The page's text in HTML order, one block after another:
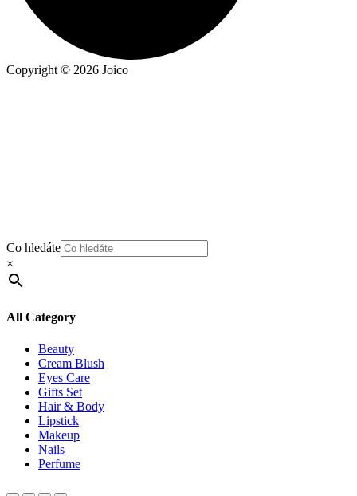
Copyright © 2026 Joico
Co hledáte
×
All Category
Beauty
Cream Blush
Eyes Care
Gifts Set
Hair & Body
Lipstick
Makeup
Nails
Perfume